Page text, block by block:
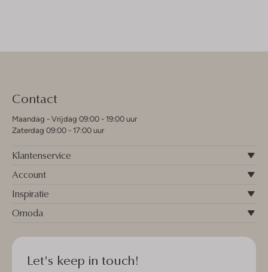
Contact
Maandag - Vrijdag 09:00 - 19:00 uur
Zaterdag 09:00 - 17:00 uur
Klantenservice
Account
Inspiratie
Omoda
Let's keep in touch!